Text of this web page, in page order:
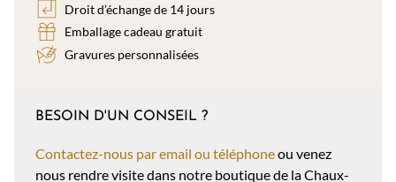
Droit d’échange de 14 jours
Emballage cadeau gratuit
Gravures personnalisées
BESOIN D'UN CONSEIL ?
Contactez-nous par email ou téléphoneou venez
nous rendre visite dans notre boutique de la Chaux-